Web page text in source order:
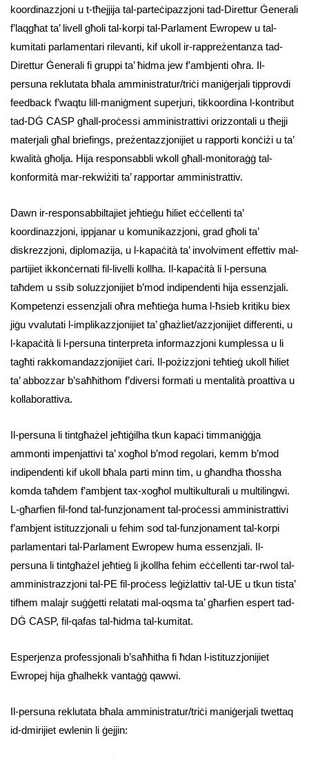
koordinazzjoni u t-tħejjija tal-parteċipazzjoni tad-Direttur Ġenerali
f’laqgħat ta’ livell għoli tal-korpi tal-Parlament Ewropew u tal-
kumitati parlamentari rilevanti, kif ukoll ir-rappreżentanza tad-
Direttur Ġenerali fi gruppi ta’ ħidma jew f’ambjenti oħra. Il-
persuna reklutata bħala amministratur/triċi maniġerjali tipprovdi
feedback f’waqtu lill-maniġment superjuri, tikkoordina l-kontribut
tad-DĠ CASP għall-proċessi amministrattivi orizzontali u tħejji
materjali għal briefings, preżentazzjonijiet u rapporti konċiżi u ta’
kwalità għolja. Hija responsabbli wkoll għall-monitoraġġ tal-
konformità mar-rekwiżiti ta’ rapportar amministrattiv.
Dawn ir-responsabbiltajiet jeħtieġu ħiliet eċċellenti ta’
koordinazzjoni, ippjanar u komunikazzjoni, grad għoli ta’
diskrezzjoni, diplomazija, u l-kapaċità ta’ involviment effettiv mal-
partijiet ikkonċernati fil-livelli kollha. Il-kapaċità li l-persuna
taħdem u ssib soluzzjonijiet b’mod indipendenti hija essenzjali.
Kompetenzi essenzjali oħra meħtieġa huma l-ħsieb kritiku biex
jiġu vvalutati l-implikazzjonijiet ta’ għażliet/azzjonijiet differenti, u
l-kapaċità li l-persuna tinterpreta informazzjoni kumplessa u li
tagħti rakkomandazzjonijiet ċari. Il-pożizzjoni teħtieġ ukoll ħiliet
ta’ abbozzar b’saħħithom f’diversi formati u mentalità proattiva u
kollaborattiva.
Il-persuna li tintgħażel jeħtiġilha tkun kapaċi timmaniġġja
ammonti impenjattivi ta’ xogħol b’mod regolari, kemm b’mod
indipendenti kif ukoll bħala parti minn tim, u għandha tħossha
komda taħdem f’ambjent tax-xogħol multikulturali u multilingwi.
L-għarfien fil-fond tal-funzjonament tal-proċessi amministrattivi
f’ambjent istituzzjonali u fehim sod tal-funzjonament tal-korpi
parlamentari tal-Parlament Ewropew huma essenzjali. Il-
persuna li tintgħażel jeħtieġ li jkollha fehim eċċellenti tar-rwol tal-
amministrazzjoni tal-PE fil-proċess leġiżlattiv tal-UE u tkun tista’
tifhem malajr suġġetti relatati mal-oqsma ta’ għarfien espert tad-
DĠ CASP, fil-qafas tal-ħidma tal-kumitat.
Esperjenza professjonali b’saħħitha fi ħdan l-istituzzjonijiet
Ewropej hija għalhekk vantaġġ qawwi.
Il-persuna reklutata bħala amministratur/triċi maniġerjali twettaq
id-dmirijiet ewlenin li ġejjin: